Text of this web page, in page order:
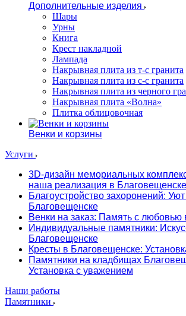
Дополнительные изделия
Шары
Урны
Книга
Крест накладной
Лампада
Накрывная плита из т-с гранита
Накрывная плита из с-с гранита
Накрывная плита из черного
Накрывная плита «Волна»
Плитка облицовочная
Венки и корзины
Услуги
3D-дизайн мемориальных
наша реализация в Благовещенске
Благоустройство захоронений:
Благовещенске
Венки на заказ: Память с любовью
Индивидуальные памятники:
Благовещенске
Кресты в Благовещенске:
Памятники на кладбищах
Установка с уважением
Наши работы
Памятники